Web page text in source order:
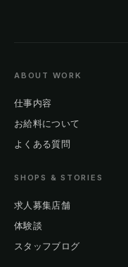
ABOUT WORK
仕事内容
お給料について
よくある質問
SHOPS & STORIES
求人募集店舗
体験談
スタッフブログ